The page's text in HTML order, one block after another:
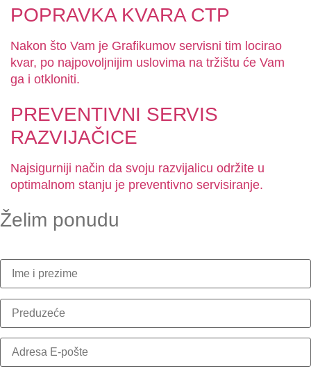
POPRAVKA KVARA CTP
Nakon što Vam je Grafikumov servisni tim locirao
kvar, po najpovoljnijim uslovima na tržištu će Vam
ga i otkloniti.
PREVENTIVNI SERVIS
RAZVIJAČICE
Najsigurniji način da svoju razvijalicu održite u
optimalnom stanju je preventivno servisiranje.
Želim ponudu